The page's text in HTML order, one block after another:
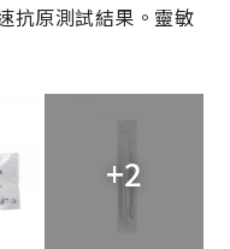
抗原測試結果。靈敏
+2